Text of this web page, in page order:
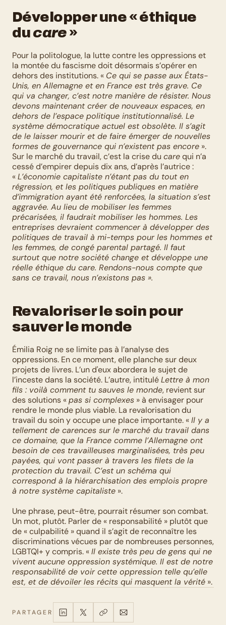
Développer une « éthique
ducare»
Pour la politologue, la lutte contre les oppressions et
la montée du fascisme doit désormais s’opérer en
dehors des institutions. « Ce qui se passe aux États-
Unis, en Allemagne et en France est très grave. Ce
qui va changer, c’est notre manière de résister. Nous
devons maintenant créer de nouveaux espaces, en
dehors de l’espace politique institutionnalisé. Le
système démocratique actuel est obsolète. Il s’agit
de le laisser mourir et de faire émerger de nouvelles
formes de gouvernance qui n’existent pas encore ».
Sur le marché du travail, c’est la crise du care qui n’a
cessé d’empirer depuis dix ans, d’après l’autrice :
« L’économie capitaliste n’étant pas du tout en
régression, et les politiques publiques en matière
d’immigration ayant été renforcées, la situation s’est
aggravée. Au lieu de mobiliser les femmes
précarisées, il faudrait mobiliser les hommes. Les
entreprises devraient commencer à développer des
politiques de travail à mi-temps pour les hommes et
les femmes, de congé parental partagé. Il faut
surtout que notre société change et développe une
réelle éthique du care. Rendons-nous compte que
sans ce travail, nous n’existons pas ».
Revaloriser le soin pour
sauver le monde
Émilia Roig ne se limite pas à l’analyse des
oppressions. En ce moment, elle planche sur deux
projets de livres. L’un d'eux abordera le sujet de
l’inceste dans la société. L’autre, intitulé Lettre à mon
fils : voilà comment tu sauves le monde, revient sur
des solutions « pas si complexes » à envisager pour
rendre le monde plus viable. La revalorisation du
travail du soin y occupe une place importante. « Il y a
tellement de carences sur le marché du travail dans
ce domaine, que la France comme l’Allemagne ont
besoin de ces travailleuses marginalisées, très peu
payées, qui vont passer à travers les filets de la
protection du travail. C’est un schéma qui
correspond à la hiérarchisation des emplois propre
à notre système capitaliste ».
Une phrase, peut-être, pourrait résumer son combat.
Un mot, plutôt. Parler de « responsabilité » plutôt que
de « culpabilité » quand il s’agit de reconnaître les
discriminations vécues par de nombreuses personnes,
LGBTQI+ y compris. « Il existe très peu de gens qui ne
vivent aucune oppression systémique. Il est de notre
responsabilité de voir cette oppression telle qu’elle
est, et de dévoiler les récits qui masquent la vérité ».
PARTAGER